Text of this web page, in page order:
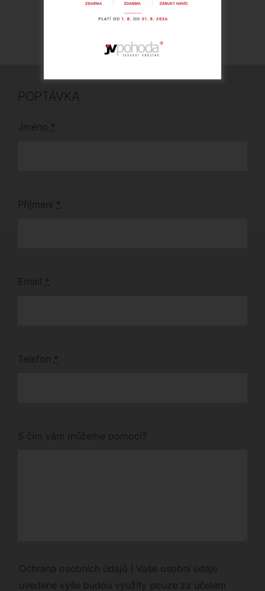
POPTÁVKA
Jméno *
Příjmení *
Email *
Telefon *
S čím vám můžeme pomoci?
Ochrana osobních údajů | Vaše osobní údaje
uvedené výše budou využity pouze za účelem